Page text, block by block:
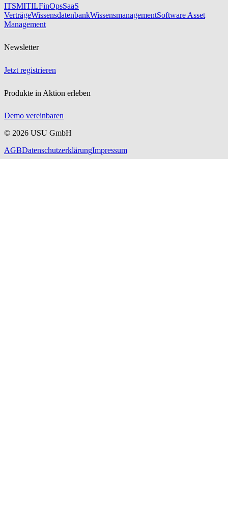
ITSMITILFinOpsSaaS
VerträgeWissensdatenbankWissensmanagementSoftware Asset
Management
Newsletter
Jetzt registrieren
Produkte in Aktion erleben
Demo vereinbaren
© 2026 USU GmbH
AGBDatenschutzerklärungImpressum